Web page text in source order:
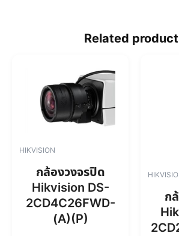
Related
HIKVISION
กล้องวงจรปิด
Hikvision DS-
2CD4C26FWD-
(A)(P)
ก